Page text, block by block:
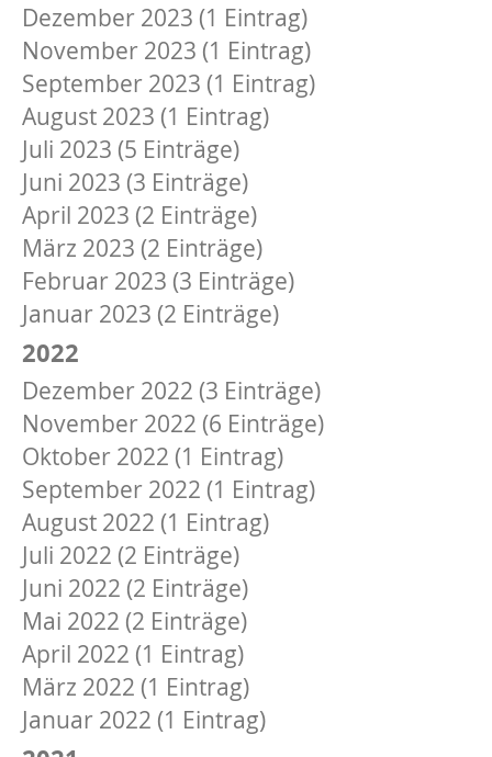
Dezember 2023 (1 Eintrag)
November 2023 (1 Eintrag)
September 2023 (1 Eintrag)
August 2023 (1 Eintrag)
Juli 2023 (5 Einträge)
Juni 2023 (3 Einträge)
April 2023 (2 Einträge)
März 2023 (2 Einträge)
Februar 2023 (3 Einträge)
Januar 2023 (2 Einträge)
2022
Dezember 2022 (3 Einträge)
November 2022 (6 Einträge)
Oktober 2022 (1 Eintrag)
September 2022 (1 Eintrag)
August 2022 (1 Eintrag)
Juli 2022 (2 Einträge)
Juni 2022 (2 Einträge)
Mai 2022 (2 Einträge)
April 2022 (1 Eintrag)
März 2022 (1 Eintrag)
Januar 2022 (1 Eintrag)